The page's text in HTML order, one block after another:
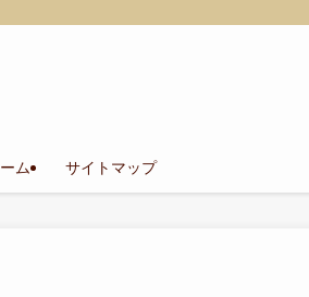
ム サイトマップ